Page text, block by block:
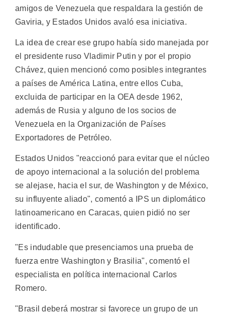
amigos de Venezuela que respaldara la gestión de
Gaviria, y Estados Unidos avaló esa iniciativa.
La idea de crear ese grupo había sido manejada por
el presidente ruso Vladimir Putin y por el propio
Chávez, quien mencionó como posibles integrantes
a países de América Latina, entre ellos Cuba,
excluida de participar en la OEA desde 1962,
además de Rusia y alguno de los socios de
Venezuela en la Organización de Países
Exportadores de Petróleo.
Estados Unidos "reaccionó para evitar que el núcleo
de apoyo internacional a la solución del problema
se alejase, hacia el sur, de Washington y de México,
su influyente aliado", comentó a IPS un diplomático
latinoamericano en Caracas, quien pidió no ser
identificado.
"Es indudable que presenciamos una prueba de
fuerza entre Washington y Brasilia", comentó el
especialista en política internacional Carlos
Romero.
"Brasil deberá mostrar si favorece un grupo de un